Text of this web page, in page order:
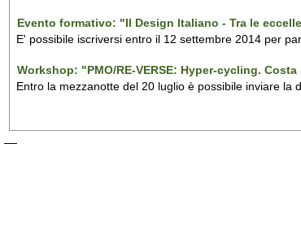
Evento formativo: "Il Design Italiano - Tra le
E' possibile iscriversi entro il 12 settembre 2014 per
Workshop: "PMO/RE-VERSE: Hyper-cycling. Costa
Entro la mezzanotte del 20 luglio è possibile inviare